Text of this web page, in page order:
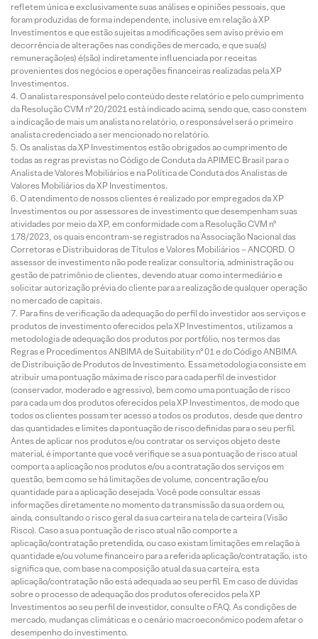
refletem única e exclusivamente suas análises e opiniões pessoais, que
foram produzidas de forma independente, inclusive em relação à XP
Investimentos e que estão sujeitas a modificações sem aviso prévio em
decorrência de alterações nas condições de mercado, e que sua(s)
remuneração(es) é(são) indiretamente influenciada por receitas
provenientes dos negócios e operações financeiras realizadas pela XP
Investimentos.
O analista responsável pelo conteúdo deste relatório e pelo cumprimento
da Resolução CVM nº 20/2021 está indicado acima, sendo que, caso constem
a indicação de mais um analista no relatório, o responsável será o primeiro
analista credenciado a ser mencionado no relatório.
Os analistas da XP Investimentos estão obrigados ao cumprimento de
todas as regras previstas no Código de Conduta da APIMEC Brasil para o
Analista de Valores Mobiliários e na Política de Conduta dos Analistas de
Valores Mobiliários da XP Investimentos.
O atendimento de nossos clientes é realizado por empregados da XP
Investimentos ou por assessores de investimento que desempenham suas
atividades por meio da XP, em conformidade com a Resolução CVM nº
178/2023, os quais encontram-se registrados na Associação Nacional das
Corretoras e Distribuidoras de Títulos e Valores Mobiliários – ANCORD. O
assessor de investimento não pode realizar consultoria, administração ou
gestão de patrimônio de clientes, devendo atuar como intermediário e
solicitar autorização prévia do cliente para a realização de qualquer operação
no mercado de capitais.
Para fins de verificação da adequação do perfil do investidor aos serviços e
produtos de investimento oferecidos pela XP Investimentos, utilizamos a
metodologia de adequação dos produtos por portfólio, nos termos das
Regras e Procedimentos ANBIMA de Suitability nº 01 e do Código ANBIMA
de Distribuição de Produtos de Investimento. Essa metodologia consiste em
atribuir uma pontuação máxima de risco para cada perfil de investidor
(conservador, moderado e agressivo), bem como uma pontuação de risco
para cada um dos produtos oferecidos pela XP Investimentos, de modo que
todos os clientes possam ter acesso a todos os produtos, desde que dentro
das quantidades e limites da pontuação de risco definidas para o seu perfil.
Antes de aplicar nos produtos e/ou contratar os serviços objeto deste
material, é importante que você verifique se a sua pontuação de risco atual
comporta a aplicação nos produtos e/ou a contratação dos serviços em
questão, bem como se há limitações de volume, concentração e/ou
quantidade para a aplicação desejada. Você pode consultar essas
informações diretamente no momento da transmissão da sua ordem ou,
ainda, consultando o risco geral da sua carteira na tela de carteira (Visão
Risco). Caso a sua pontuação de risco atual não comporte a
aplicação/contratação pretendida, ou caso existam limitações em relação à
quantidade e/ou volume financeiro para a referida aplicação/contratação, isto
significa que, com base na composição atual da sua carteira, esta
aplicação/contratação não está adequada ao seu perfil. Em caso de dúvidas
sobre o processo de adequação dos produtos oferecidos pela XP
Investimentos ao seu perfil de investidor, consulte o FAQ. As condições de
mercado, mudanças climáticas e o cenário macroeconômico podem afetar o
desempenho do investimento.